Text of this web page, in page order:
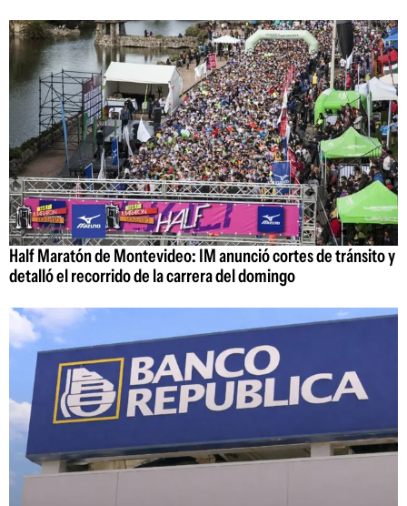
Half Maratón de Montevideo: IM anunció cortes de tránsito y
detalló el recorrido de la carrera del domingo